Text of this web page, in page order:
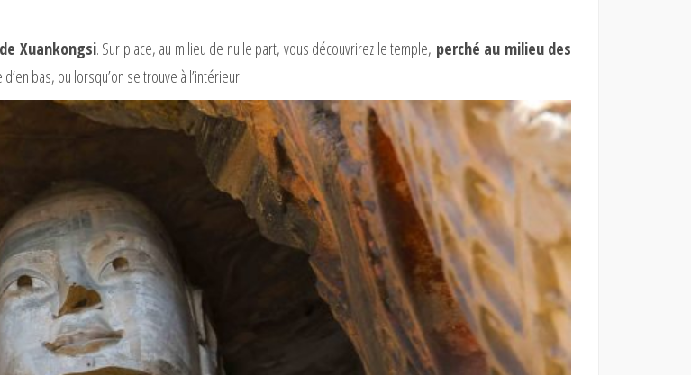
Xuankongsi. Sur place, au milieu de nulle part, vous découvrirez le temple, perché au milieu des
bas, ou lorsqu’on se trouve à l’intérieur.